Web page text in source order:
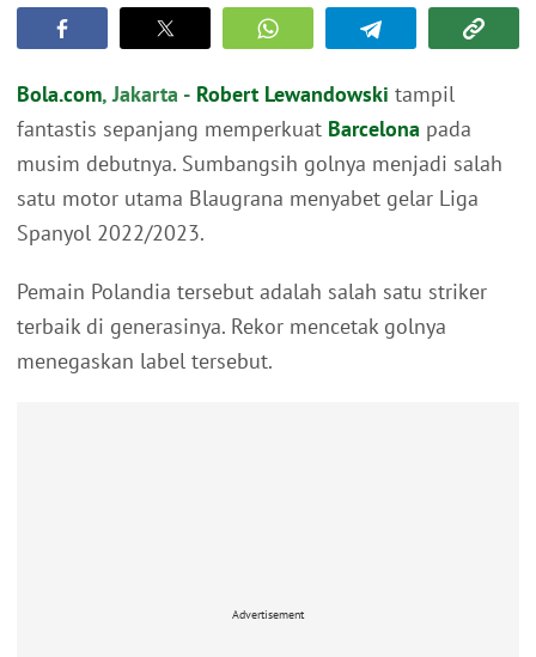
Bola.com, Jakarta - Robert Lewandowski tampil
fantastis sepanjang memperkuat Barcelona pada
musim debutnya. Sumbangsih golnya menjadi salah
satu motor utama Blaugrana menyabet gelar Liga
Spanyol 2022/2023.
Pemain Polandia tersebut adalah salah satu striker
terbaik di generasinya. Rekor mencetak golnya
menegaskan label tersebut.
Advertisement